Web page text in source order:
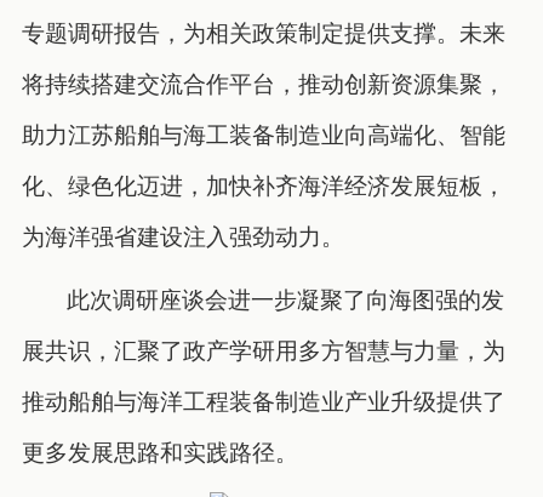
专题调研报告，为相关政策制定提供支撑。未来
将持续搭建交流合作平台，推动创新资源集聚，
助力江苏船舶与海工装备制造业向高端化、智能
化、绿色化迈进，加快补齐海洋经济发展短板，
为海洋强省建设注入强劲动力。
此次调研座谈会进一步凝聚了向海图强的发
展共识，汇聚了政产学研用多方智慧与力量，为
推动船舶与海洋工程装备制造业产业升级提供了
更多发展思路和实践路径。